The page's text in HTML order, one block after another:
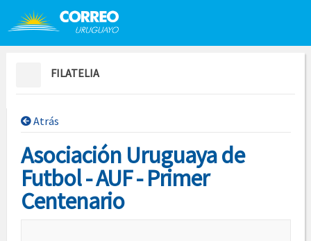
Saltar al contenido
FILATELIA
Atrás
Asociación Uruguaya de
Futbol - AUF - Primer
Centenario